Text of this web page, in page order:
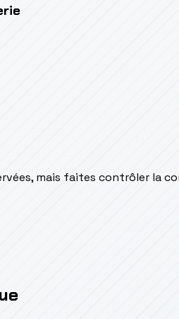
mais faites contrôler la